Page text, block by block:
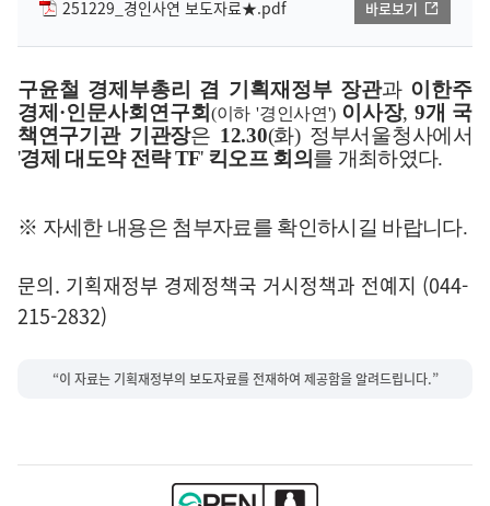
251229_경인사연 보도자료★.pdf 바로보기
구윤철 경제부총리 겸 기획재정부 장관과 이한주
경제 ·인문사회연구회 (이하'경인사연') 이사장, 9개 국
책연구기관 기관장은 12.30(화) 정부서울청사에서
'경제 대도약 전략TF' 킥오프 회의를 개최하였다.
※ 자세한 내용은 첨부자료를 확인하시길 바랍니다.
문의. 기획재정부 경제정책국 거시정책과 전예지 (044-
215-2832)
“이 자료는 기획재정부의 보도자료를 전재하여 제공함을 알려드립니다.”